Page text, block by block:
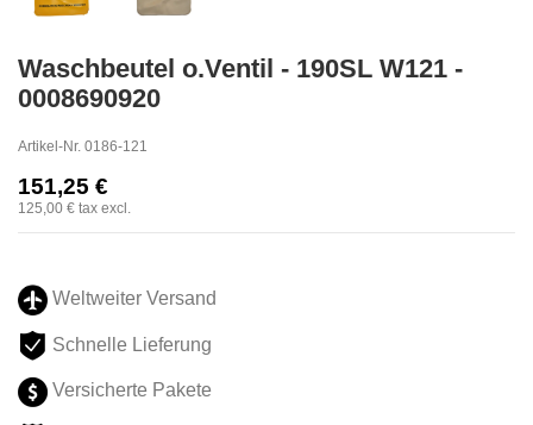
Waschbeutel o.Ventil - 190SL W121 -
0008690920
Artikel-Nr. 0186-121
151,25 €
125,00 € tax excl.
Weltweiter Versand
Schnelle Lieferung
Versicherte Pakete